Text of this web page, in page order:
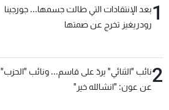
1بعد الإنتقادات التي طالت جسمها... جورجينا
رودريغيز تخرج عن صمتها
2نائب "الثنائي" يردّ على قاسم... ونائب "الحزب"
عن عون: "انشالله خير"